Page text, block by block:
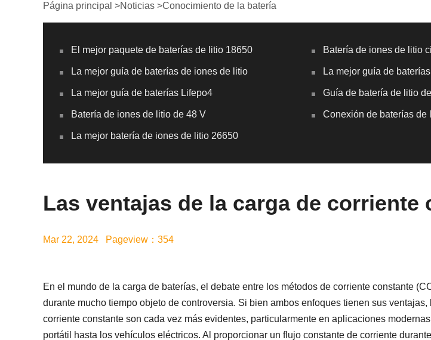
Página principal >Noticias >Conocimiento de la batería
El mejor paquete de baterías de litio 18650 Batería de iones de litio
La mejor guía de baterías de iones de litio La mejor guía de
La mejor guía de baterías Lifepo4 Guía de batería de litio
Batería de iones de litio de 48 V Conexión de baterías de
La mejor batería de iones de litio 26650
Las ventajas de la carga de corriente
Mar 22, 2024 Pageview：354
En el mundo de la carga de baterías, el debate entre los métodos de corriente constante
durante mucho tiempo objeto de controversia. Si bien ambos enfoques tienen sus
corriente constante son cada vez más evidentes, particularmente en aplicaciones
portátil hasta los vehículos eléctricos. Al proporcionar un flujo constante de corriente